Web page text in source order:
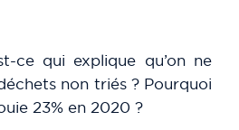
ce qui explique qu’on ne
non triés ? Pourquoi
23% en 2020 ?